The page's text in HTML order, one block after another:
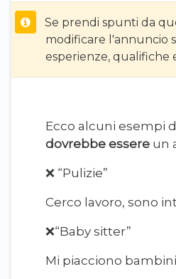
Se prendi spunti da
modificare l'annuncio
esperienze, qualifiche
Ecco alcuni esempi
dovrebbe essere un
❌ “Pulizie”
Cerco lavoro, sono
❌“Baby sitter”
Mi piacciono